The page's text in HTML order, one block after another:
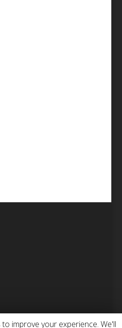
improve your experience. We'll